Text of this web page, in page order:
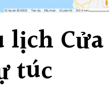
Cửa
túc